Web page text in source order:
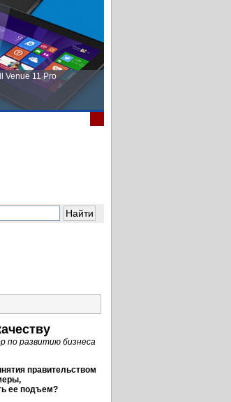
Venue 11 Pro
по развитию бизнеса
правительством
ее подъем?